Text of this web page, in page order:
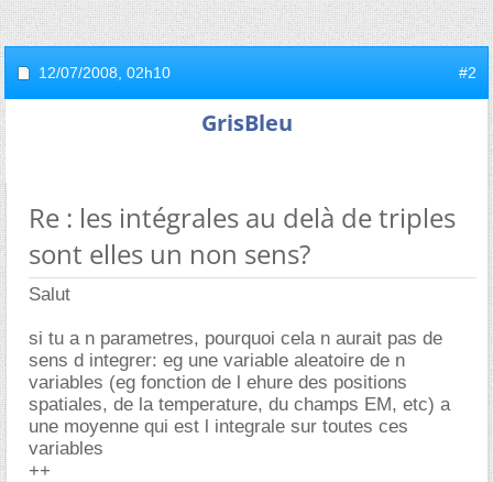
12/07/2008, 02h10 #2
GrisBleu
Re : les intégrales au delà de triples
sont elles un non sens?
Salut
si tu a n parametres, pourquoi cela n aurait pas de
sens d integrer: eg une variable aleatoire de n
variables (eg fonction de l ehure des positions
spatiales, de la temperature, du champs EM, etc) a
une moyenne qui est l integrale sur toutes ces
variables
++